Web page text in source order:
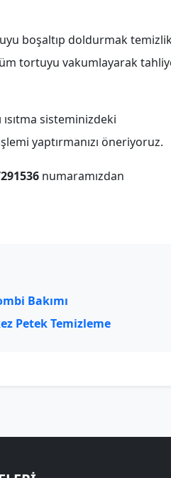
boşaltıp doldurmak
tortuyu vakumlayarak
sisteminizdeki
yaptırmanızı öneriyoruz.
numaramızdan
Bakımı
Petek Temizleme